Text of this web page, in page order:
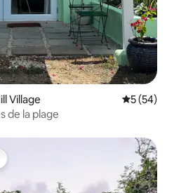
Village
5 (54)
de la plage